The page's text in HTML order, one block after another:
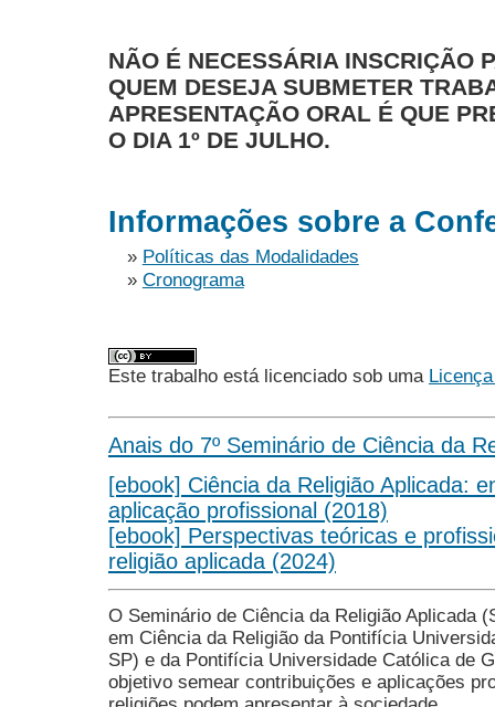
NÃO É NECESSÁRIA INSCRIÇÃO
QUEM DESEJA SUBMETER
APRESENTAÇÃO ORAL É QUE
O DIA 1º DE JULHO.
Informações sobre a
» Políticas das Modalidades
» Cronograma
Este trabalho está licenciado sob uma
Anais do 7º Seminário de Ciência da
[ebook] Ciência da Religião Aplicada:
aplicação profissional (2018)
[ebook] Perspectivas teóricas e
religião aplicada (2024)
O Seminário de Ciência da Religião Aplicada
em Ciência da Religião da Pontifícia
SP) e da Pontifícia Universidade Católica de
objetivo semear contribuições e aplicações